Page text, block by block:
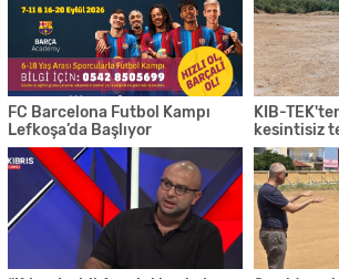
FC Barcelona Futbol Kampı
Lefkoşa’da Başlıyor
KIB-
kesintisiz